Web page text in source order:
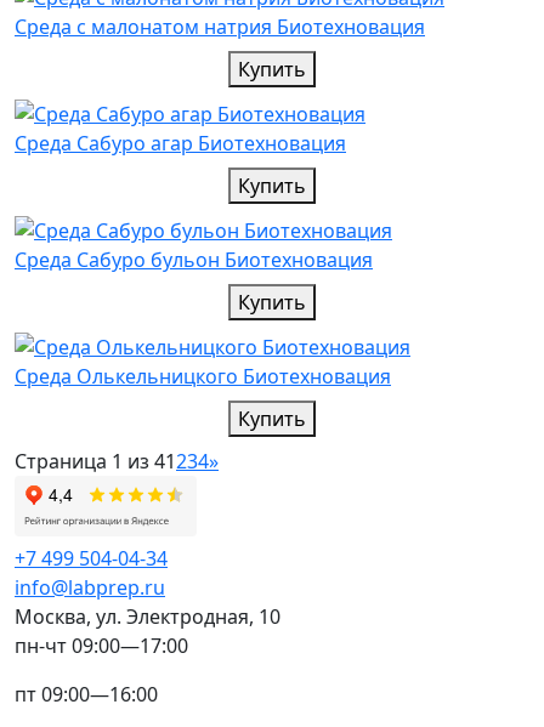
Среда с малонатом натрия Биотехновация
Купить
Среда Сабуро агар Биотехновация
Купить
Среда Сабуро бульон Биотехновация
Купить
Среда Олькельницкого Биотехновация
Купить
Страница 1 из 41234»
+7 499 504-04-34
info@labprep.ru
Москва, ул. Электродная, 10
пн-чт 09:00—17:00
пт 09:00—16:00